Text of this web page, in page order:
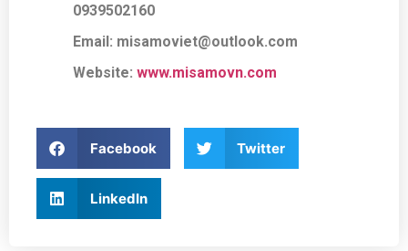
0939502160
Email: misamoviet@outlook.com
Website: www.misamovn.com
Facebook Twitter
LinkedIn